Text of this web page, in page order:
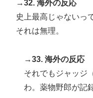
→32. 海外の反応
史上最高じゃないっ
それは無理。
→33. 海外の反応
それでもジャッジ
わ。薬物野郎が記